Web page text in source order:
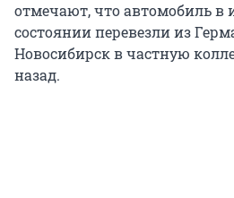
отмечают, что автомобиль в
состоянии перевезли из
Новосибирск в частную
назад.